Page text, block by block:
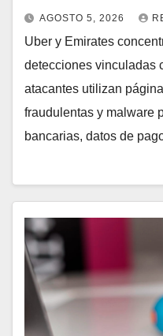
AGOSTO 5, 2026
Uber y Emirates
detecciones vinculadas
atacantes utilizan
fraudulentas y malware
bancarias, datos de